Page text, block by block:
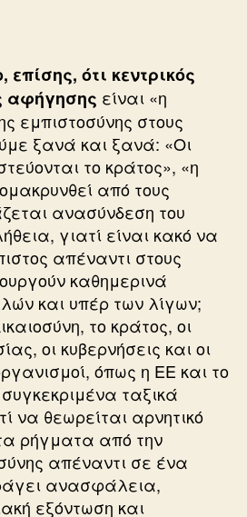
επίσης, ότι κεντρικός
αφήγησης είναι «η
εμπιστοσύνης στους
ξανά και ξανά: «Οι
το κράτος», «η
από τους
ανασύνδεση του
γιατί είναι κακό να
απέναντι στους
καθημερινά
και υπέρ των λίγων;
το κράτος, οι
οι κυβερνήσεις και οι
όπως η ΕΕ και το
ταξικά
να θεωρείται αρνητικό
ρήγματα από την
απέναντι σε ένα
ανασφάλεια,
εξόντωση και